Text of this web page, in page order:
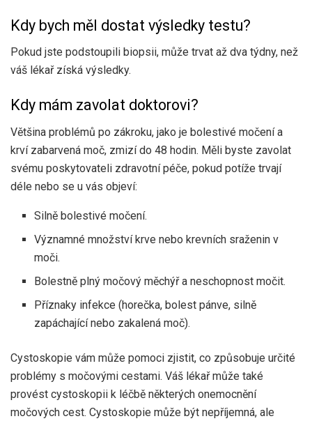
Kdy bych měl dostat výsledky testu?
Pokud jste podstoupili biopsii, může trvat až dva týdny, než
váš lékař získá výsledky.
Kdy mám zavolat doktorovi?
Většina problémů po zákroku, jako je bolestivé močení a
krví zabarvená moč, zmizí do 48 hodin. Měli byste zavolat
svému poskytovateli zdravotní péče, pokud potíže trvají
déle nebo se u vás objeví:
Silně bolestivé močení.
Významné množství krve nebo krevních sraženin v
moči.
Bolestně plný močový měchýř a neschopnost močit.
Příznaky infekce (horečka, bolest pánve, silně
zapáchající nebo zakalená moč).
Cystoskopie vám může pomoci zjistit, co způsobuje určité
problémy s močovými cestami. Váš lékař může také
provést cystoskopii k léčbě některých onemocnění
močových cest. Cystoskopie může být nepříjemná, ale